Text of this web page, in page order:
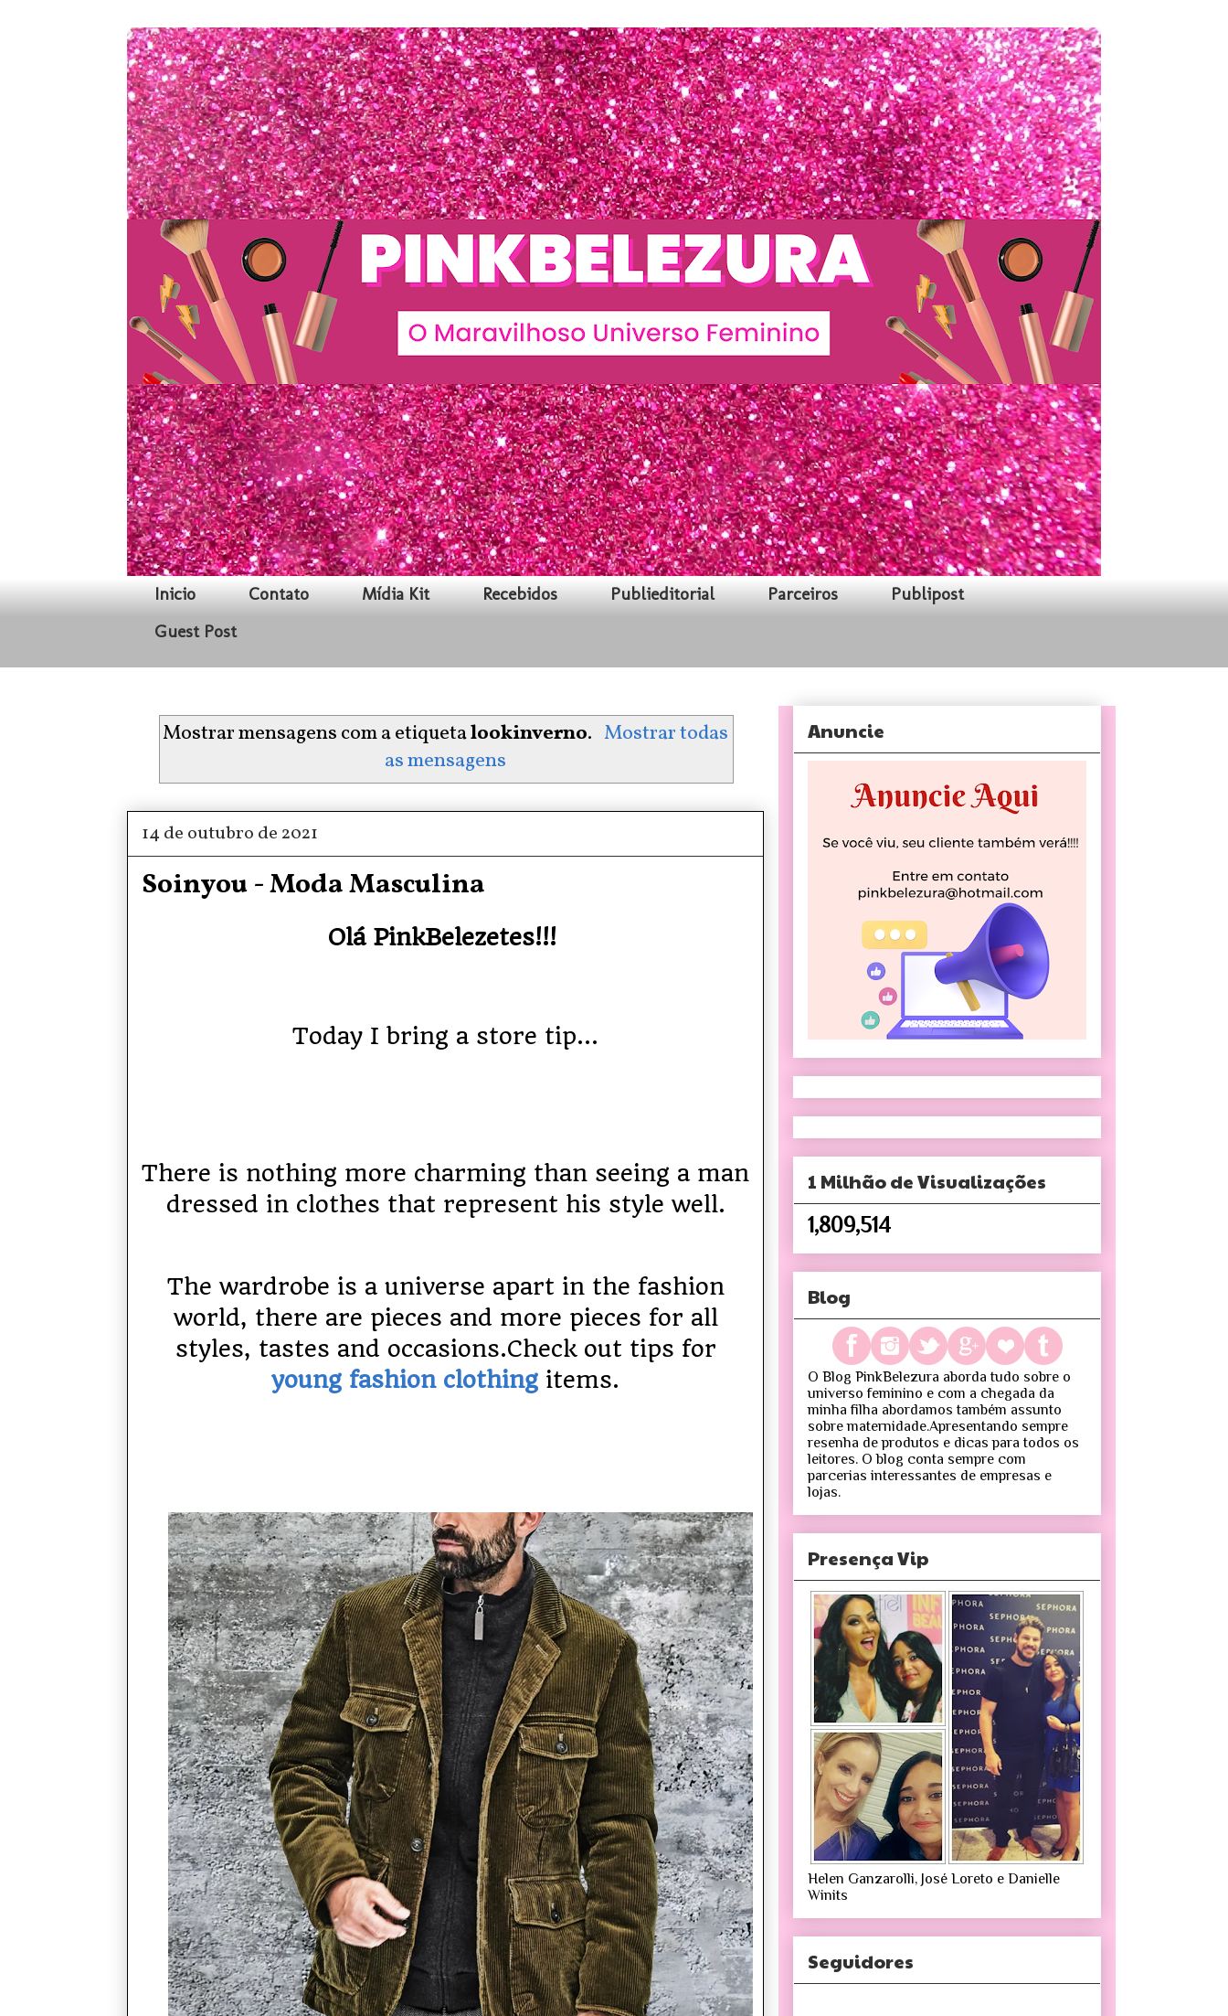
Inicio Contato Mídia Kit Recebidos Publieditorial Parceiros
Publipost
Guest Post
Mostrar mensagens com a etiquetalookinverno. Mostrar todas
as mensagens
14 de outubro de 2021
Soinyou - Moda Masculina
Olá PinkBelezetes!!!
Today I bring a store tip...
There is nothing more charming than seeing a man
dressed in clothes that represent his style well.
The wardrobe is a universe apart in the fashion
world, there are pieces and more pieces for all
styles, tastes and occasions.Check out tips for
young fashion clothing items.
Anuncie
1 Milhão de Visualizações
1,809,514
Blog
O Blog PinkBelezura aborda tudo sobre o
universo feminino e com a chegada da
minha filha abordamos também assunto
sobre maternidade.Apresentando sempre
resenha de produtos e dicas para todos os
leitores. O blog conta sempre com
parcerias interessantes de empresas e
lojas.
Presença Vip
Helen Ganzarolli, José Loreto e Danielle
Winits
Seguidores